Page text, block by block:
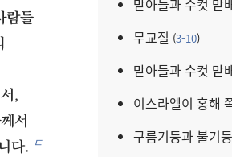
람들
,
서
다. ㄷ
맏아들과 수컷 맏
무교절 (3-10)
맏아들과 수컷 맏
이스라엘이 홍해
구름기둥과 불기